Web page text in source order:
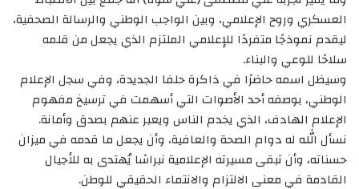
العسكري وروح الإعلامي، وبين الواجب الوطني والرسالة الصحفية،
ليقدم نموذجًا متفردًا للإعلامي الملتزم الذي يجعل من قلمه
سلاحًا للوعي والبناء.
‏وسيظل اسمه حاضرًا في ذاكرة حلفا الجديدة، وفي سجل الإعلام
الوطني، بوصفه أحد الأصوات التي أسهمت في ترسيخ مفهوم
الإعلام الهادف، الذي يخدم الناس ويعبر عنهم بصدق وأمانة.
‏نسأل الله له دوام الصحة والعافية، وأن يجعل ما قدمه في ميزان
حسناته، وأن تبقى مسيرته الإعلامية نبراسًا يُهتدى به للأجيال
القادمة في معنى الالتزام والانتماء الحقيقي للوطن.